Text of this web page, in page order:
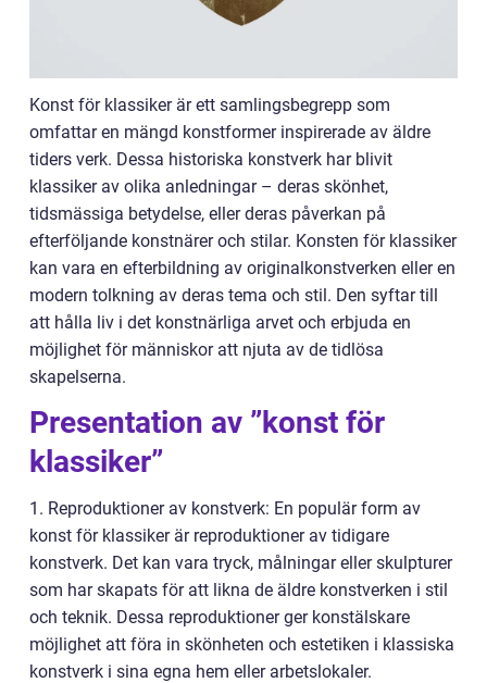
Konst för klassiker är ett samlingsbegrepp som
omfattar en mängd konstformer inspirerade av äldre
tiders verk. Dessa historiska konstverk har blivit
klassiker av olika anledningar – deras skönhet,
tidsmässiga betydelse, eller deras påverkan på
efterföljande konstnärer och stilar. Konsten för klassiker
kan vara en efterbildning av originalkonstverken eller en
modern tolkning av deras tema och stil. Den syftar till
att hålla liv i det konstnärliga arvet och erbjuda en
möjlighet för människor att njuta av de tidlösa
skapelserna.
Presentation av ”konst för
klassiker”
1. Reproduktioner av konstverk: En populär form av
konst för klassiker är reproduktioner av tidigare
konstverk. Det kan vara tryck, målningar eller skulpturer
som har skapats för att likna de äldre konstverken i stil
och teknik. Dessa reproduktioner ger konstälskare
möjlighet att föra in skönheten och estetiken i klassiska
konstverk i sina egna hem eller arbetslokaler.